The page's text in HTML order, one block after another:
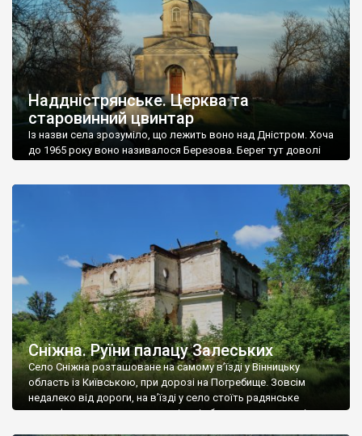
роках Болган […]
Наддністрянське. Церква та
старовинний цвинтар
Із назви села зрозуміло, що лежить воно над Дністром. Хоча
до 1965 року воно називалося Березова. Берег тут доволі
Наддністрянське відрізняється від більшості навколишніх
сіл. У селі є мурована Михайлівська церква. Точної дати […]
Сніжна. Руїни палацу Залеських
Село Сніжна розташоване на самому в’їзді у Вінницьку
область із Київською, при дорозі на Погребище. Зовсім
недалеко від дороги, на в’їзді у село стоїть радянське
рельєфне пано, яке показує жінку і яблуню, а трохи далі, десь